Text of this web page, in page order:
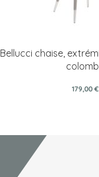
Bellucci chaise,
179,00 €